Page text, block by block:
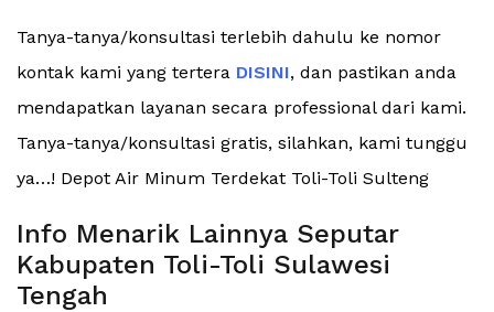
Tanya-tanya/konsultasi terlebih dahulu ke nomor
kontak kami yang tertera DISINI, dan pastikan anda
mendapatkan layanan secara professional dari kami.
Tanya-tanya/konsultasi gratis, silahkan, kami tunggu
ya…! Depot Air Minum Terdekat Toli-Toli Sulteng
Info Menarik Lainnya Seputar
Kabupaten Toli-Toli Sulawesi
Tengah